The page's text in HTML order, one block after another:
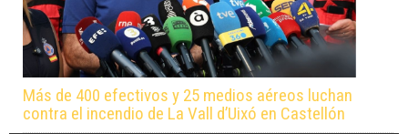
Más de 400 efectivos y 25 medios aéreos luchan
contra el incendio de La Vall d’Uixó en Castellón